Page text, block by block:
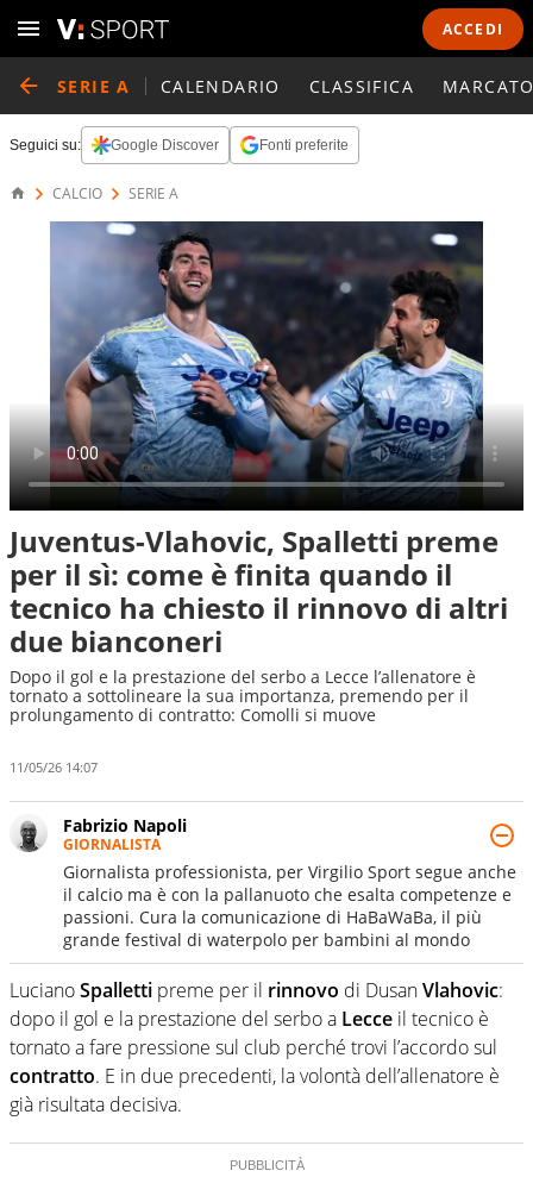
ACCEDI
SERIE A CALENDARIO CLASSIFICA
Seguici su: Google Discover Fonti preferite
CALCIO SERIE A
Juventus-Vlahovic, Spalletti preme
per il sì: come è finita quando il
tecnico ha chiesto il rinnovo di altri
due bianconeri
Dopo il gol e la prestazione del serbo a Lecce l’allenatore è
tornato a sottolineare la sua importanza, premendo per il
prolungamento di contratto: Comolli si muove
11/05/26 14:07
Fabrizio Napoli
GIORNALISTA
Giornalista professionista, per Virgilio Sport segue anche
il calcio ma è con la pallanuoto che esalta competenze e
passioni. Cura la comunicazione di HaBaWaBa, il più
grande festival di waterpolo per bambini al mondo
LucianoSpalletti preme per il rinnovo di DusanVlahovic:
dopo il gol e la prestazione del serbo a Lecce il tecnico è
tornato a fare pressione sul club perché trovi l’accordo sul
contratto. E in due precedenti, la volontà dell’allenatore è
già risultata decisiva.